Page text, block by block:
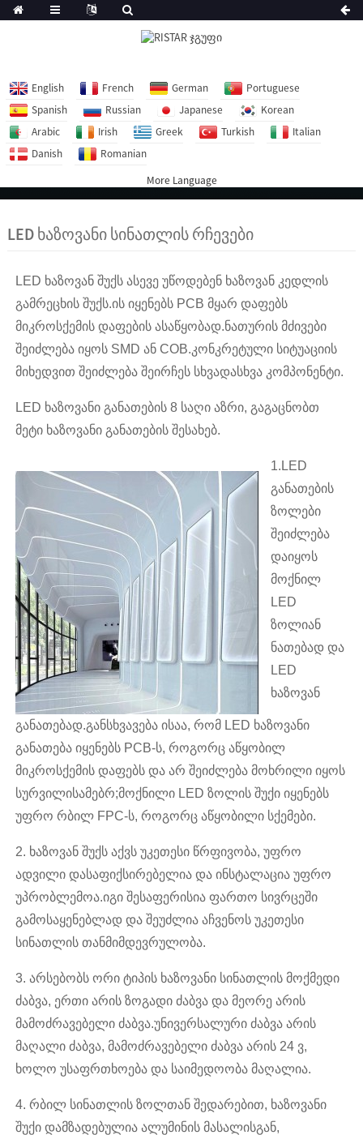
English French German
Portuguese
Spanish
Russian Japanese
Korean
Arabic
Irish Greek Turkish
Italian
Danish
Romanian
More Language
LED ხაზოვანი სინათლის რჩევები
LED ხაზოვან შუქს ასევე უწოდებენ ხაზოვან კედლის
გამრეცხის შუქს.ის იყენებს PCB მყარ დაფებს
მიკროსქემის დაფების ასაწყობად.ნათურის მძივები
შეიძლება იყოს SMD ან COB.კონკრეტული სიტუაციის
მიხედვით შეიძლება შეირჩეს სხვადასხვა კომპონენტი.
LED ხაზოვანი განათების 8 საღი აზრი, გაგაცნობთ
მეტი ხაზოვანი განათების შესახებ.
1.LED
განათების
ზოლები
შეიძლება
დაიყოს
მოქნილ
LED
ზოლიან
ნათებად და
LED
ხაზოვან
განათებად.განსხვავება ისაა, რომ LED ხაზოვანი
განათება იყენებს PCB-ს, როგორც აწყობილ
მიკროსქემის დაფებს და არ შეიძლება მოხრილი იყოს
სურვილისამებრ;მოქნილი LED ზოლის შუქი იყენებს
უფრო რბილ FPC-ს, როგორც აწყობილი სქემები.
2. ხაზოვან შუქს აქვს უკეთესი წრფივობა, უფრო
ადვილი დასაფიქსირებელია და ინსტალაცია უფრო
უპრობლემოა.იგი შესაფერისია ფართო სივრცეში
გამოსაყენებლად და შეუძლია აჩვენოს უკეთესი
სინათლის თანმიმდევრულობა.
3. არსებობს ორი ტიპის ხაზოვანი სინათლის მოქმედი
ძაბვა, ერთი არის ზოგადი ძაბვა და მეორე არის
მამოძრავებელი ძაბვა.უნივერსალური ძაბვა არის
მაღალი ძაბვა, მამოძრავებელი ძაბვა არის 24 ვ,
ხოლო უსაფრთხოება და საიმედოობა მაღალია.
4. რბილ სინათლის ზოლთან შედარებით, ხაზოვანი
შუქი დამზადებულია ალუმინის მასალისგან,